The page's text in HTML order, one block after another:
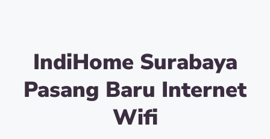
IndiHome Surabaya
Pasang Baru Internet
Wifi